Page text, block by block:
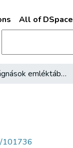
All of DSpace
A hős mágnások emléktáblája
101736